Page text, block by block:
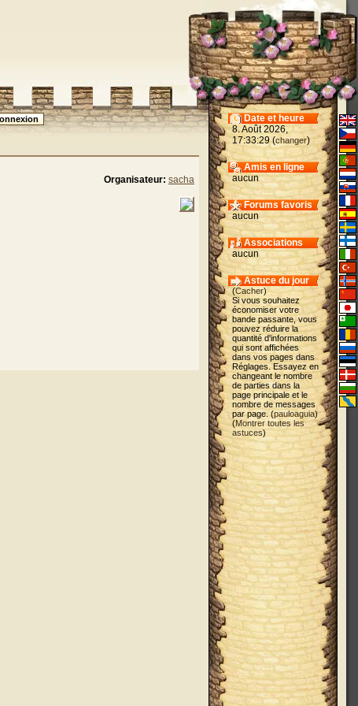
Organisateur: sacha
Date et heure
8. Août 2026,
17:33:29 (changer)
Amis en ligne
aucun
Forums favoris
aucun
Associations
aucun
Astuce du jour
(Cacher)
Si vous souhaitez
économiser votre
bande passante, vous
pouvez réduire la
quantité d'informations
qui sont affichées
dans vos pages dans
Réglages. Essayez en
changeant le nombre
de parties dans la
page principale et le
nombre de messages
par page. (pauloaguia)
(Montrer toutes les
astuces)